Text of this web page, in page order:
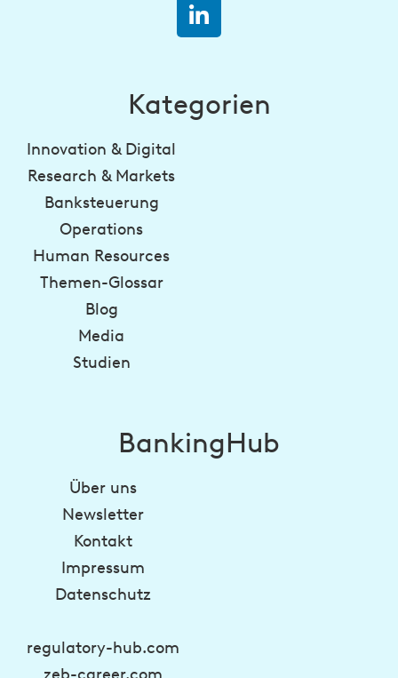
Kategorien
Innovation & Digital
Research & Markets
Banksteuerung
Operations
Human Resources
Themen-Glossar
Blog
Media
Studien
BankingHub
Über uns
Newsletter
Kontakt
Impressum
Datenschutz
regulatory-hub.com